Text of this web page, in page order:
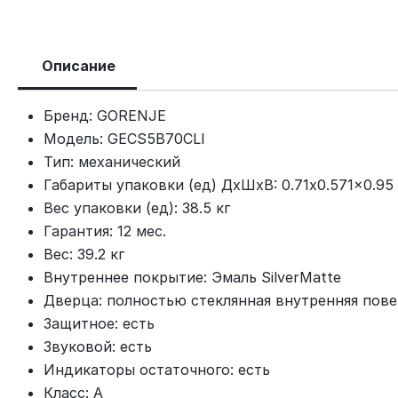
Описание
Бренд: GORENJE
Модель: GECS5B70CLI
Тип: механический
Габариты упаковки (ед) ДхШхВ:
Вес упаковки (ед): 38.5 кг
Гарантия: 12 мес.
Вес: 39.2 кг
Внутреннее покрытие: Эмаль SilverMatte
Дверца: полностью стеклянная внутренняя
Защитное: есть
Звуковой: есть
Индикаторы остаточного: есть
Класс: A